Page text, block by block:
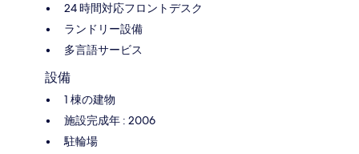
24 時間対応フロントデスク
ランドリー設備
多言語サービス
設備
1 棟の建物
施設完成年 : 2006
駐輪場